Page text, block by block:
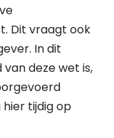
Dit vraagt ook
In dit
deze wet is,
tijdig op